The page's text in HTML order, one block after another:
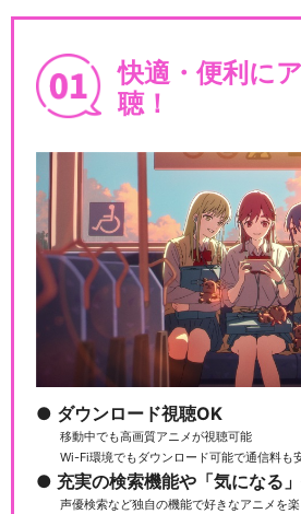
あたし
映画あ
劇場版
～超能
新あた
快適・便利に
聴！
ダウンロード視聴OK
移動中でも高画質アニメが視聴可能
Wi-Fi環境でもダウンロード可能で通信料も
充実の検索機能や「気になる
声優検索など独自の機能で好きなアニメを